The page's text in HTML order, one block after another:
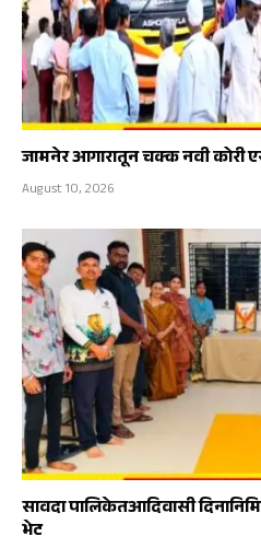
जामनेर आगारातून चक्क नवी कोरी
August 10, 2026
सावदा पालिकेतआदिवासी
भेट